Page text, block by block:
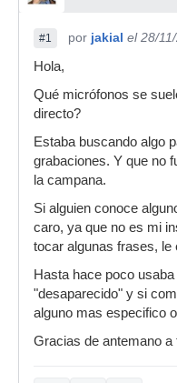
#1 por jakial el 28/
Hola,
Qué micrófonos se
directo?
Estaba buscando algo
grabaciones. Y que no
la campana.
Si alguien conoce
caro, ya que no es mi
tocar algunas frases,
Hasta hace poco
"desaparecido" y si
alguno mas especifico
Gracias de antemano a